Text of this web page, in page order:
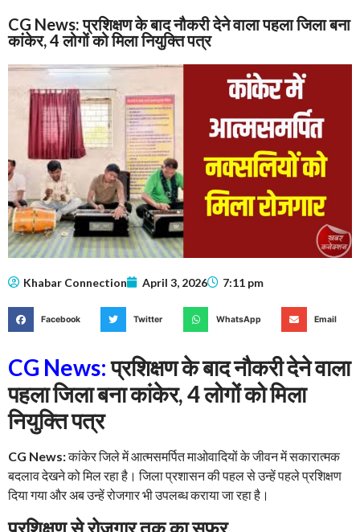
CG News: प्रशिक्षण के बाद नौकरी देने वाला पहला जिला बना
कांकेर, 4 लोगों को मिला नियुक्ति पत्र
Khabar Connection April 3, 2026 7:11 pm
Facebook Twitter WhatsApp Email
CG News:प्रशिक्षण के बाद नौकरी देने वाला
पहला जिला बना कांकेर, 4 लोगों को मिला
नियुक्ति पत्र
CG News:कांकेर जिले में आत्मसमर्पित माओवादियों के जीवन में सकारात्मक
बदलाव देखने को मिल रहा है। जिला प्रशासन की पहल से उन्हें पहले प्रशिक्षण
दिया गया और अब उन्हें रोजगार भी उपलब्ध कराया जा रहा है।